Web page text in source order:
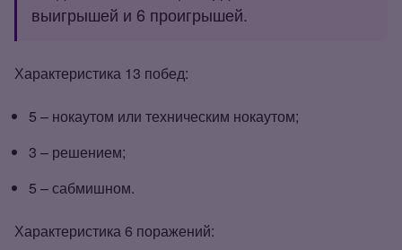
выигрышей и 6 проигрышей.
Характеристика 13 побед:
5 – нокаутом или техническим нокаутом;
3 – решением;
5 – сабмишном.
Характеристика 6 поражений: